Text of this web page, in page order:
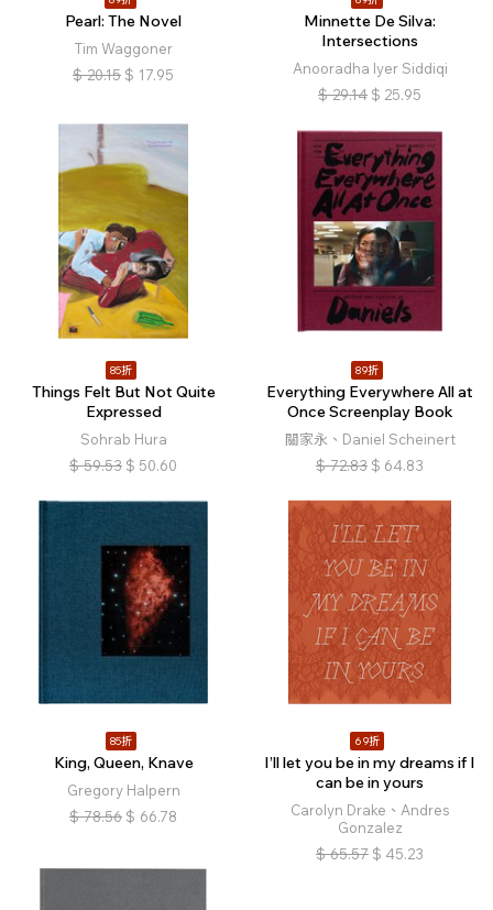
Pearl: The Novel
Tim Waggoner
$ 20.15 $ 17.95
Minnette De Silva:
Intersections
Anooradha Iyer Siddiqi
$ 29.14 $ 25.95
85折
Things Felt But Not Quite
Expressed
Sohrab Hura
$ 59.53 $ 50.60
89折
Everything Everywhere All at
Once Screenplay Book
關家永、Daniel Scheinert
$ 72.83 $ 64.83
85折
King, Queen, Knave
Gregory Halpern
$ 78.56 $ 66.78
69折
I’ll let you be in my dreams if I
can be in yours
Carolyn Drake、Andres
Gonzalez
$ 65.57 $ 45.23